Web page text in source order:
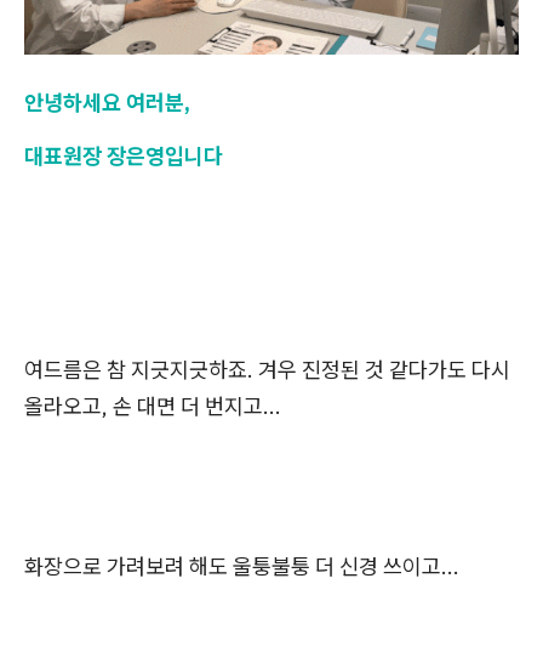
안녕하세요 여러분,
대표원장 장은영입니다
여드름은 참 지긋지긋하죠. 겨우 진정된 것 같다가도 다시
올라오고, 손 대면 더 번지고...
화장으로 가려보려 해도 울퉁불퉁 더 신경 쓰이고...